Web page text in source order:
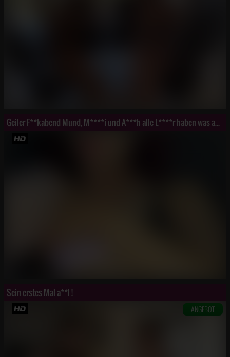
Geiler F**kabend Mund, M****i und A***h alle L****r haben was abbekommen
Sein erstes Mal a**l !
ANGEBOT